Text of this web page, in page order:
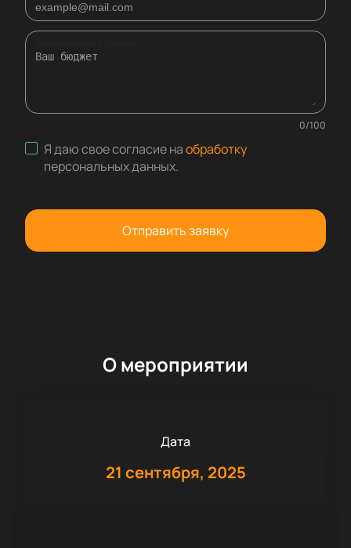
0/100
Я даю свое согласие наобработку
персональных данных.
Отправить заявку
О мероприятии
Дата
21 сентября, 2025